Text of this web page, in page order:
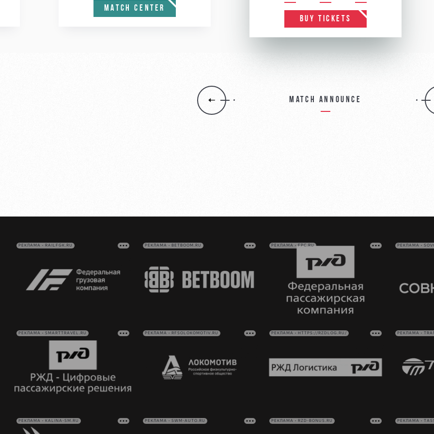
MATCH CENTER
BUY TICKETS
Match announce
РЕКЛАМА • RAILFGK.RU РЕКЛАМА • BETBOOM.RU РЕКЛАМА • FPC.RU РЕКЛАМА •
РЕКЛАМА • SMARTTRAVEL.RU РЕКЛАМА • RFSOLOKOMOTIV.RU РЕКЛАМА • HTTPS://RZDLOG.RU/ РЕКЛАМА •
РЕКЛАМА • KALINA-SM.RU РЕКЛАМА • SWM-AUTO.RU РЕКЛАМА • RZD-BONUS.RU РЕКЛАМА •